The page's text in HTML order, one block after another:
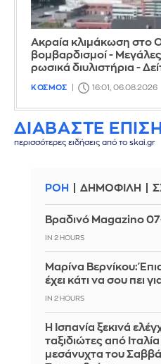
Ακραία κλιμάκωση στο
βομβαρδισμοί -
ρωσικά διυλιστήρια -
ΚΟΣΜΟΣ 16:01, 06.08.2026
ΔΙΑΒΑΣΤΕ
περισσότερες ειδήσεις από το skai.gr
ΡΟΗ ΔΗΜΟΦΙΛΗ
Βραδινό Magazino
IN 2 HOURS
Μαρίνα Βερνίκου:
έχει κάτι να σου πει
IN 2 HOURS
Η Ισπανία ξεκινά
ταξιδιώτες από
μεσάνυχτα του